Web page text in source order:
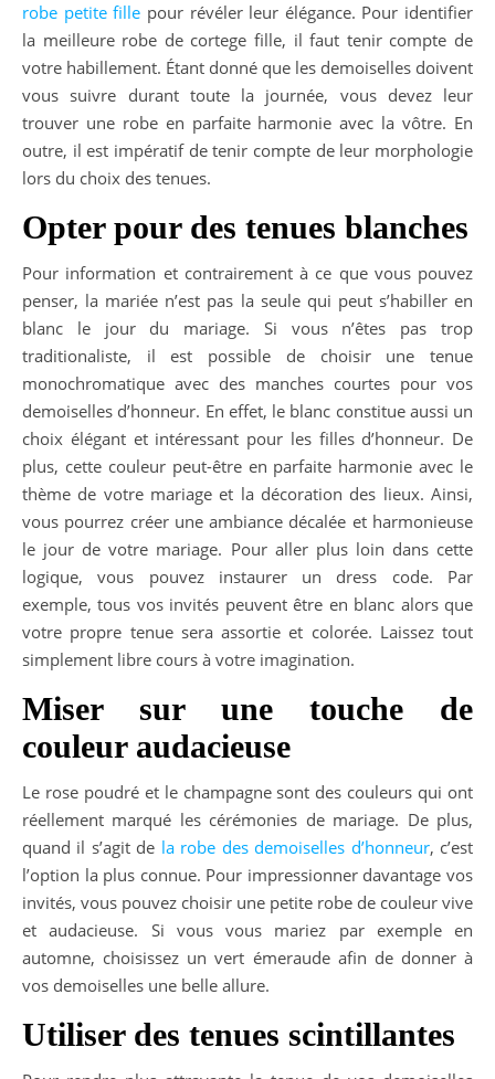
robe petite fille pour révéler leur élégance. Pour identifier
la meilleure robe de cortege fille, il faut tenir compte de
votre habillement. Étant donné que les demoiselles doivent
vous suivre durant toute la journée, vous devez leur
trouver une robe en parfaite harmonie avec la vôtre. En
outre, il est impératif de tenir compte de leur morphologie
lors du choix des tenues.
Opter pour des tenues blanches
Pour information et contrairement à ce que vous pouvez
penser, la mariée n’est pas la seule qui peut s’habiller en
blanc le jour du mariage. Si vous n’êtes pas trop
traditionaliste, il est possible de choisir une tenue
monochromatique avec des manches courtes pour vos
demoiselles d’honneur. En effet, le blanc constitue aussi un
choix élégant et intéressant pour les filles d’honneur. De
plus, cette couleur peut-être en parfaite harmonie avec le
thème de votre mariage et la décoration des lieux. Ainsi,
vous pourrez créer une ambiance décalée et harmonieuse
le jour de votre mariage. Pour aller plus loin dans cette
logique, vous pouvez instaurer un dress code. Par
exemple, tous vos invités peuvent être en blanc alors que
votre propre tenue sera assortie et colorée. Laissez tout
simplement libre cours à votre imagination.
Miser sur une touche de
couleur audacieuse
Le rose poudré et le champagne sont des couleurs qui ont
réellement marqué les cérémonies de mariage. De plus,
quand il s’agit de la robe des demoiselles d’honneur, c’est
l’option la plus connue. Pour impressionner davantage vos
invités, vous pouvez choisir une petite robe de couleur vive
et audacieuse. Si vous vous mariez par exemple en
automne, choisissez un vert émeraude afin de donner à
vos demoiselles une belle allure.
Utiliser des tenues scintillantes